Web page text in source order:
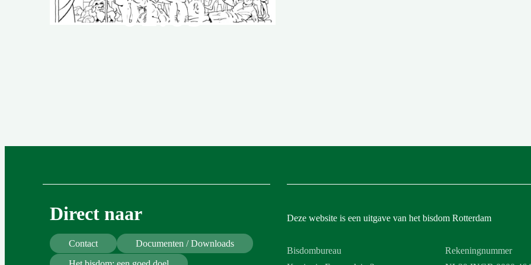
Laurentius
estafette in01.09
Direct naar
Contact
Documenten / Downloads
Deze website is een uitgave van het bisdom Rotterdam
Bisdombureau
Rekeningnummer